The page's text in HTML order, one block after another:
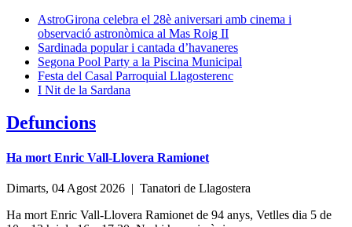
AstroGirona celebra el 28è aniversari amb cinema i
observació astronòmica al Mas Roig II
Sardinada popular i cantada d’havaneres
Segona Pool Party a la Piscina Municipal
Festa del Casal Parroquial Llagosterenc
I Nit de la Sardana
Defuncions
Ha mort Enric Vall-Llovera Ramionet
Dimarts, 04 Agost 2026 | Tanatori de Llagostera
Ha mort Enric Vall-Llovera Ramionet de 94 anys, Vetlles dia 5 de